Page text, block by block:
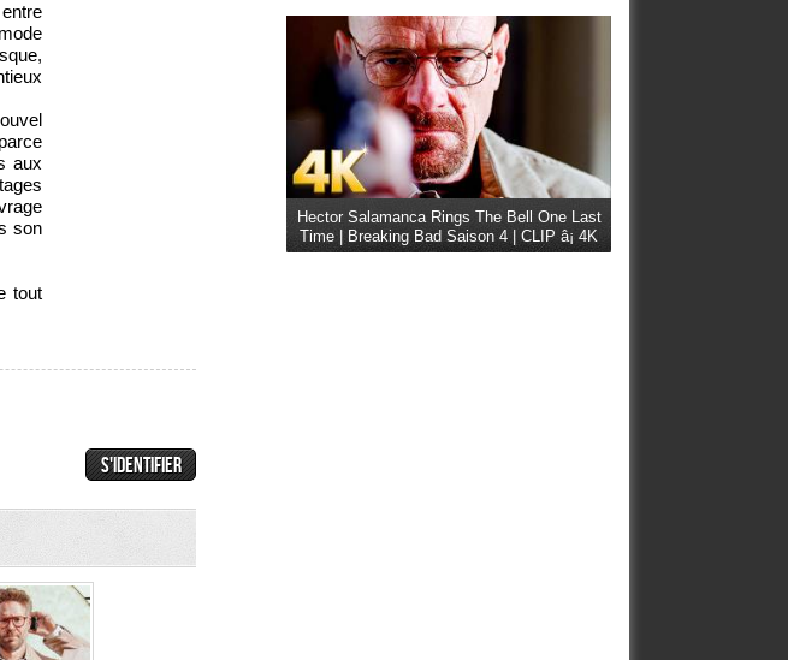
aux
son
tout
Hector Salamanca Rings The Bell One Last
Time | Breaking Bad Saison 4 | CLIP â¡ 4K